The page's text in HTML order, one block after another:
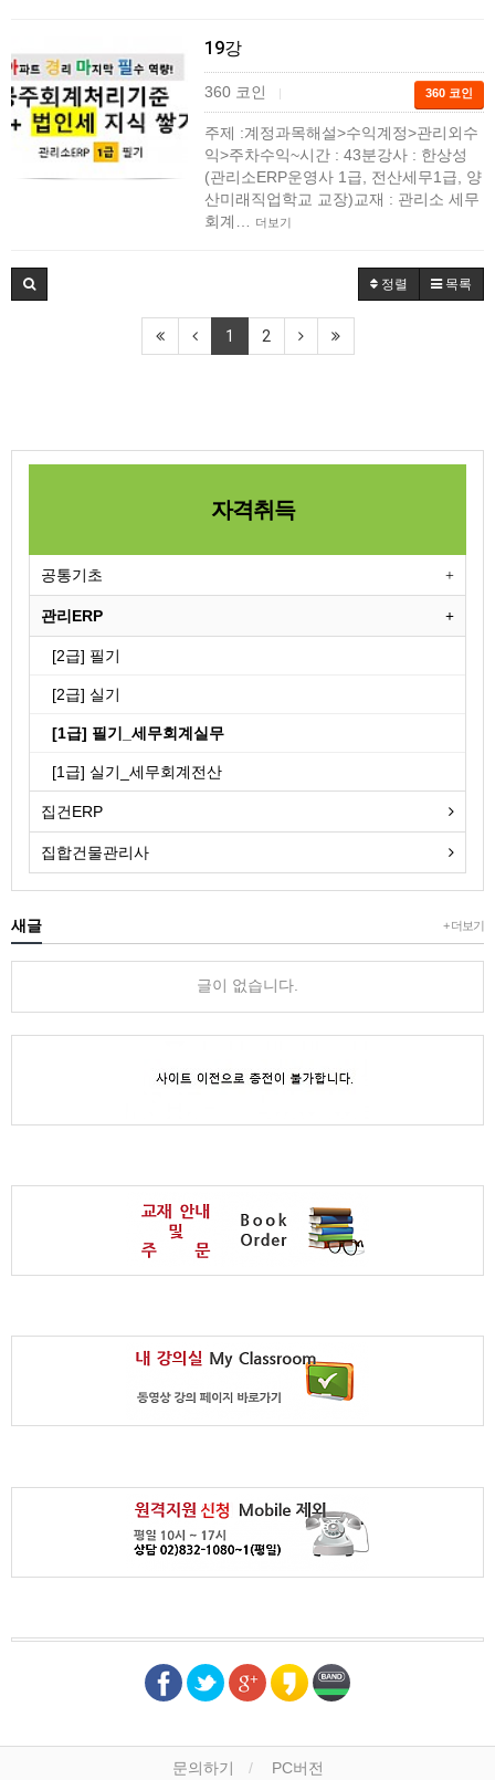
19강
360 코인 | 360 코인
주제 :계정과목해설>수익계정>관리외수
익>주차수익~시간 : 43분강사 : 한상성
(관리소ERP운영사 1급, 전산세무1급, 양
산미래직업학교 교장)교재 : 관리소 세무
회계…
더보기
정렬 목록
1 2
자격취득
공통기초
관리ERP
[2급] 필기
[2급] 실기
[1급] 필기_세무회계실무
[1급] 실기_세무회계전산
집건ERP
집합건물관리사
+ 더보기
새글
글이 없습니다.
문의하기 PC버전